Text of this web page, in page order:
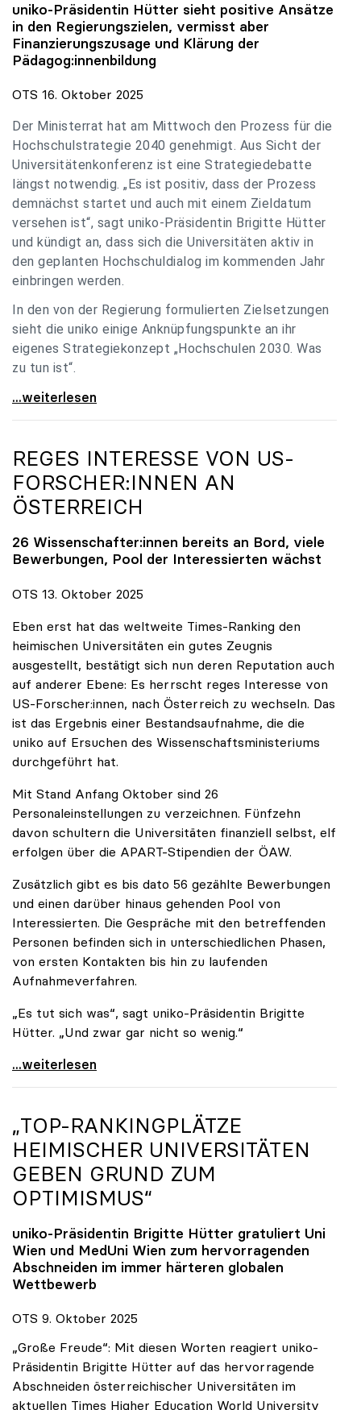
uniko-Präsidentin Hütter sieht positive Ansätze
in den Regierungszielen, vermisst aber
Finanzierungszusage und Klärung der
Pädagog:innenbildung
OTS 16. Oktober 2025
Der Ministerrat hat am Mittwoch den Prozess für die
Hochschulstrategie 2040 genehmigt. Aus Sicht der
Universitätenkonferenz ist eine Strategiedebatte
längst notwendig. „Es ist positiv, dass der Prozess
demnächst startet und auch mit einem Zieldatum
versehen ist“, sagt uniko-Präsidentin Brigitte Hütter
und kündigt an, dass sich die Universitäten aktiv in
den geplanten Hochschuldialog im kommenden Jahr
einbringen werden.
In den von der Regierung formulierten Zielsetzungen
sieht die uniko einige Anknüpfungspunkte an ihr
eigenes Strategiekonzept „Hochschulen 2030. Was
zu tun ist“.
Universitäten: Hochschulstrategie 2040 muss eine
...weiterlesen
REGES INTERESSE VON US-
FORSCHER:INNEN AN
ÖSTERREICH
26 Wissenschafter:innen bereits an Bord, viele
Bewerbungen, Pool der Interessierten wächst
OTS 13. Oktober 2025
Eben erst hat das weltweite Times-Ranking den
heimischen Universitäten ein gutes Zeugnis
ausgestellt, bestätigt sich nun deren Reputation auch
auf anderer Ebene: Es herrscht reges Interesse von
US-Forscher:innen, nach Österreich zu wechseln. Das
ist das Ergebnis einer Bestandsaufnahme, die die
uniko auf Ersuchen des Wissenschaftsministeriums
durchgeführt hat.
Mit Stand Anfang Oktober sind 26
Personaleinstellungen zu verzeichnen. Fünfzehn
davon schultern die Universitäten finanziell selbst, elf
erfolgen über die APART-Stipendien der ÖAW.
Zusätzlich gibt es bis dato 56 gezählte Bewerbungen
und einen darüber hinaus gehenden Pool von
Interessierten. Die Gespräche mit den betreffenden
Personen befinden sich in unterschiedlichen Phasen,
von ersten Kontakten bis hin zu laufenden
Aufnahmeverfahren.
„Es tut sich was“, sagt uniko-Präsidentin Brigitte
Hütter. „Und zwar gar nicht so wenig.“
Reges Interesse von US-Forscher:innen an
...weiterlesen
„TOP-RANKINGPLÄTZE
HEIMISCHER UNIVERSITÄTEN
GEBEN GRUND ZUM
OPTIMISMUS“
uniko-Präsidentin Brigitte Hütter gratuliert Uni
Wien und MedUni Wien zum hervorragenden
Abschneiden im immer härteren globalen
Wettbewerb
OTS 9. Oktober 2025
„Große Freude“: Mit diesen Worten reagiert uniko-
Präsidentin Brigitte Hütter auf das hervorragende
Abschneiden österreichischer Universitäten im
aktuellen Times Higher Education World University